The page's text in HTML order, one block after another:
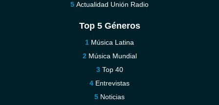
Actualidad Unión Radio
Top 5 Géneros
Música Latina
Música Mundial
Top 40
Entrevistas
Noticias